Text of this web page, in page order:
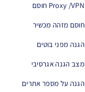
Proxy /VPN חוסם
חוסם מזהה מכשיר
הגנה מפני בוטים
מצב הגנה אגרסיבי
הגנה על מספר אתרים